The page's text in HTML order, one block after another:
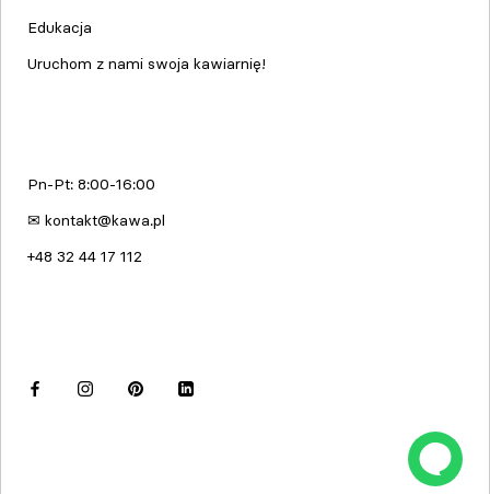
Edukacja
Uruchom z nami swoja kawiarnię!
Pn-Pt: 8:00-16:00
✉ kontakt@kawa.pl
+48 32 44 17 112